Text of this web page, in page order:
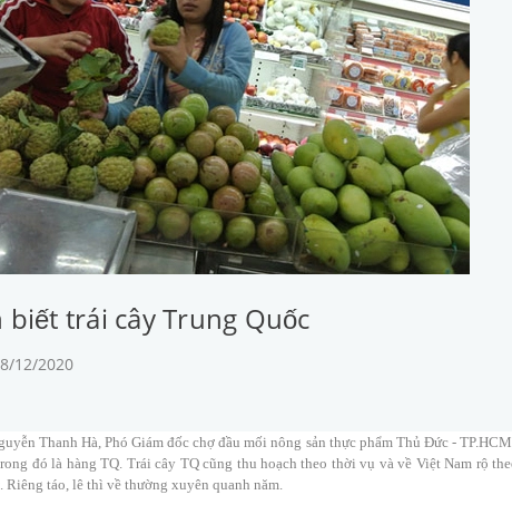
biết trái cây Trung Quốc
12/2020
Thanh Hà, Phó Giám đốc chợ đầu mối nông sản thực phẩm Thủ Đức -
đó là hàng TQ. Trái cây TQ cũng thu hoạch theo thời vụ và về Việt Nam rộ
Riêng táo, lê thì về thường xuyên quanh năm.